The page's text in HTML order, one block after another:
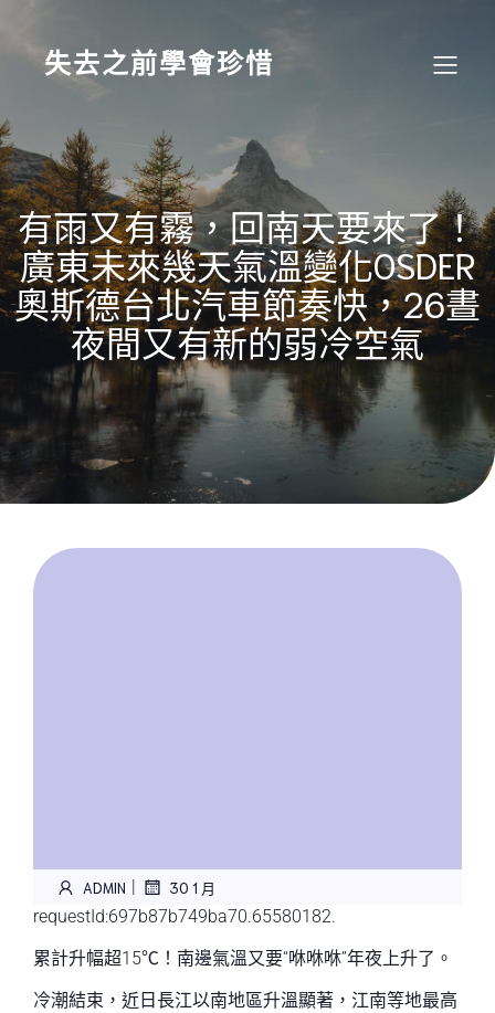
content
失去之前學會珍惜
有雨又有霧，回南天要來了！
廣東未來幾天氣溫變化OSDER
奧斯德台北汽車節奏快，26晝
夜間又有新的弱冷空氣
ADMIN | 30 1 月
requestId:697b87b749ba70.65580182.
累計升幅超15℃！南邊氣溫又要“咻咻咻”年夜上升了。
冷潮結束，近日長江以南地區升溫顯著，江南等地最高